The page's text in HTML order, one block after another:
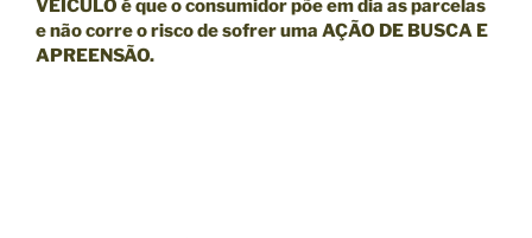
VEÍCULO é que o consumidor põe em dia as parcelas
enãocorre o risco de sofrer uma AÇÃO DE BUSCA E
APREENSÃO.